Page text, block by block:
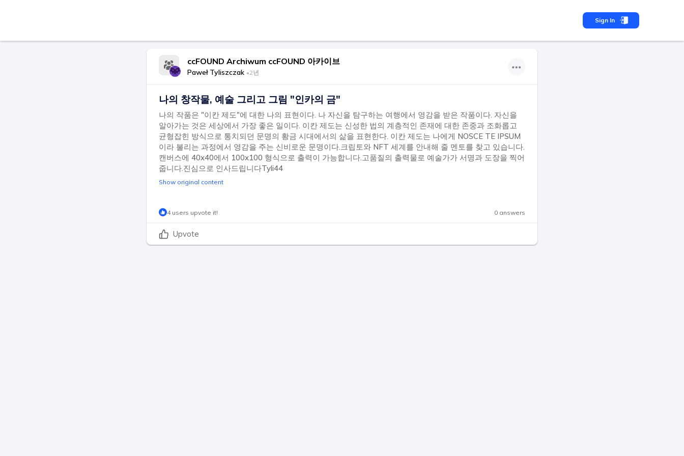
Sign In
ccFOUND Archiwum ccFOUND 아카이브
Paweł Tyliszczak •2년
나의 창작물, 예술 그리고 그림 "인카의 금"
나의 작품은 "이칸 제도"에 대한 나의 표현이다. 나 자신을 탐구하는 여행에서 영감을 받은 작품이다. 자신을
알아가는 것은 세상에서 가장 좋은 일이다. 이칸 제도는 신성한 법의 계층적인 존재에 대한 존중과 조화롭고
균형잡힌 방식으로 통치되던 문명의 황금 시대에서의 삶을 표현한다. 이칸 제도는 나에게 NOSCE TE IPSUM
이라 불리는 과정에서 영감을 주는 신비로운 문명이다.크립토와 NFT 세계를 안내해 줄 멘토를 찾고 있습니다.
캔버스에 40x40에서 100x100 형식으로 출력이 가능합니다.고품질의 출력물로 예술가가 서명과 도장을 찍어
줍니다.진심으로 인사드립니다Tyli44
Show original content
4 users upvote it! 0 answers
Upvote